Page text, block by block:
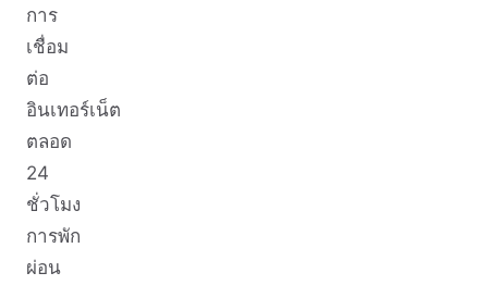
การ
เชื่อม
ต่อ
อินเทอร์เน็ต
ตลอด
24
ชั่วโมง
การพัก
ผ่อน